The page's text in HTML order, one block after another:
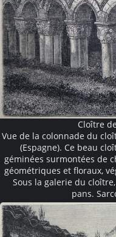
Cloître
Vue de la colonnade du
(Espagne). Ce beau
géminées surmontées de
géométriques et floraux,
Sous la galerie du
pans.